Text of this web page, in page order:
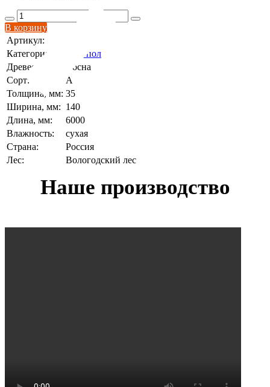
В корзину
Артикул:
Категория:
Европол
Древесина:
Сосна
Сорт:
А
Толщина, мм: 35
Ширина, мм: 140
Длина, мм:
6000
Влажность:
сухая
Страна:
Россия
Лес:
Вологодский лес
Наше производство